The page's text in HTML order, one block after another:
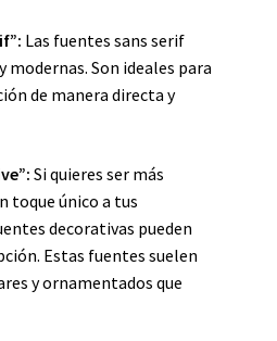
Las fuentes sans serif
modernas. Son ideales para
de manera directa y
Si quieres ser más
toque único a tus
decorativas pueden
Estas fuentes suelen
y ornamentados que